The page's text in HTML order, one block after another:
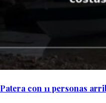
Patera con 11 personas